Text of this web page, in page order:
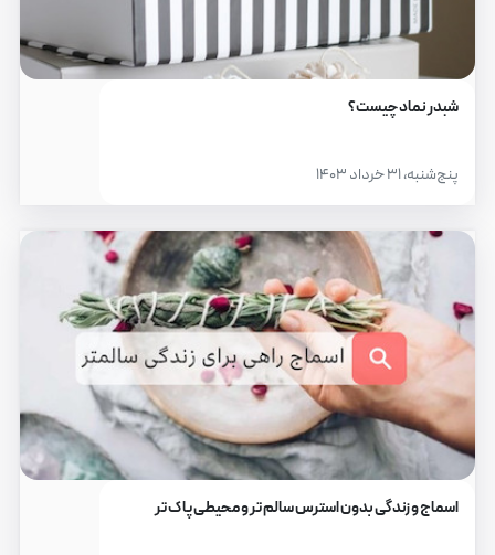
شبدر نماد چیست؟
پنج‌شنبه، ۳۱ خرداد ۱۴۰۳
اسماج و زندگی بدون استرس سالم تر و محیطی پاک تر